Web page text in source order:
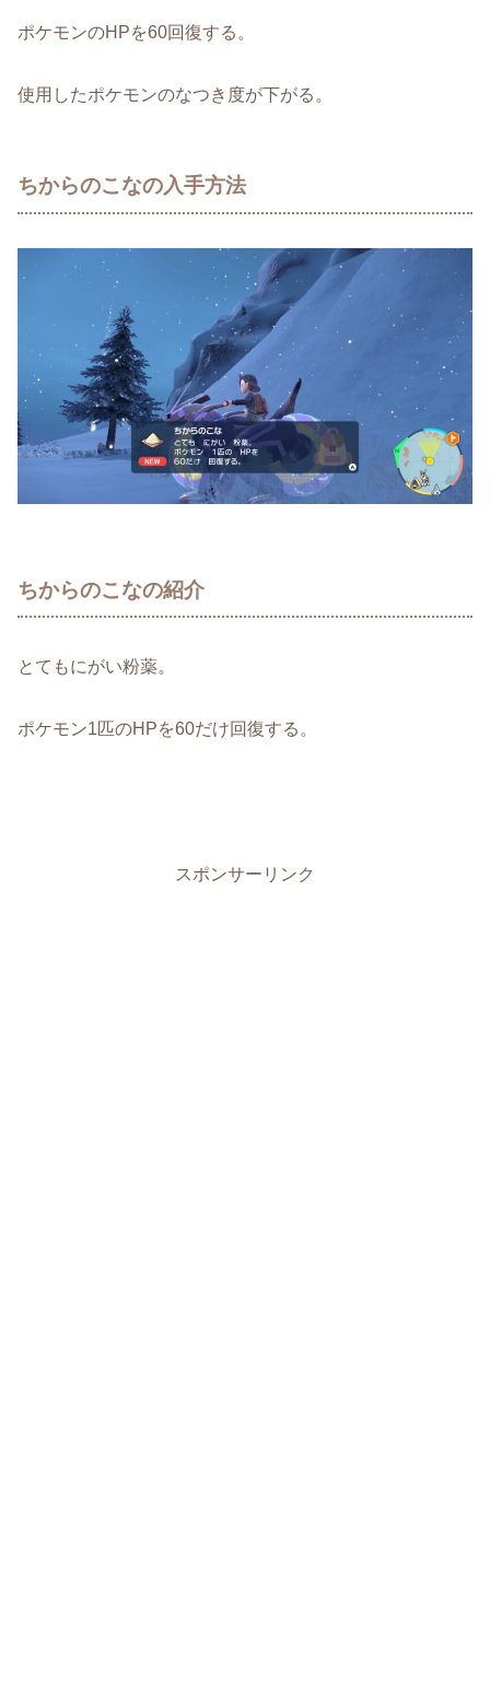
ポケモンのHPを60回復する。
使用したポケモンのなつき度が下がる。
ちからのこなの入手方法
ちからのこなの紹介
とてもにがい粉薬。
ポケモン1匹のHPを60だけ回復する。
スポンサーリンク